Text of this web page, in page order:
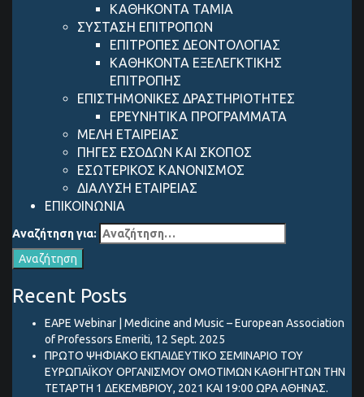
ΚΑΘΗΚΟΝΤΑ ΤΑΜΙΑ
ΣΥΣΤΑΣΗ ΕΠΙΤΡΟΠΩΝ
ΕΠΙΤΡΟΠΕΣ ΔΕΟΝΤΟΛΟΓΙΑΣ
ΚΑΘΗΚΟΝΤΑ ΕΞΕΛΕΓΚΤΙΚΗΣ
ΕΠΙΤΡΟΠΗΣ
ΕΠΙΣΤΗΜΟΝΙΚΕΣ ΔΡΑΣΤΗΡΙΟΤΗΤΕΣ
ΕΡΕΥΝΗΤΙΚΑ ΠΡΟΓΡΑΜΜΑΤΑ
ΜΕΛΗ ΕΤΑΙΡΕΙΑΣ
ΠΗΓΕΣ ΕΣΟΔΩΝ ΚΑΙ ΣΚΟΠΟΣ
ΕΣΩΤΕΡΙΚΟΣ ΚΑΝΟΝΙΣΜΟΣ
ΔΙΑΛΥΣΗ ΕΤΑΙΡΕΙΑΣ
ΕΠΙΚΟΙΝΩΝΙΑ
Αναζήτηση για:
Recent Posts
EAPE Webinar | Medicine and Music – European Association
of Professors Emeriti, 12 Sept. 2025
ΠΡΩΤΟ ΨΗΦΙΑΚΟ ΕΚΠΑΙΔΕΥΤΙΚΟ ΣΕΜΙΝΑΡΙΟ ΤΟΥ
ΕΥΡΩΠΑΪΚΟΥ ΟΡΓΑΝΙΣΜΟΥ ΟΜΟΤΙΜΩΝ ΚΑΘΗΓΗΤΩΝ ΤΗΝ
ΤΕΤΑΡΤΗ 1 ΔΕΚΕΜΒΡΙΟΥ, 2021 ΚΑΙ 19:00 ΩΡΑ ΑΘΗΝΑΣ.